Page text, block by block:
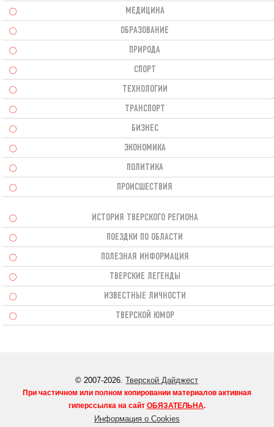
МЕДИЦИНА
ОБРАЗОВАНИЕ
ПРИРОДА
СПОРТ
ТЕХНОЛОГИИ
ТРАНСПОРТ
БИЗНЕС
ЭКОНОМИКА
ПОЛИТИКА
ПРОИСШЕСТВИЯ
ИСТОРИЯ ТВЕРСКОГО РЕГИОНА
ПОЕЗДКИ ПО ОБЛАСТИ
ПОЛЕЗНАЯ ИНФОРМАЦИЯ
ТВЕРСКИЕ ЛЕГЕНДЫ
ИЗВЕСТНЫЕ ЛИЧНОСТИ
ТВЕРСКОЙ ЮМОР
© 2007-2026.Тверской Дайджест
При частичном или полном копировании материалов активная
гиперссылка на сайт ОБЯЗАТЕЛЬНА.
Информация о Cookies